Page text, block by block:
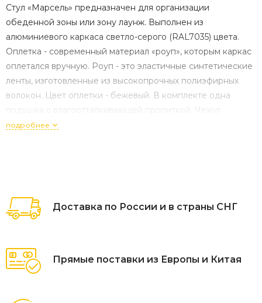
Стул «Марсель» предназначен для организации
обеденной зоны или зону лаунж. Выполнен из
алюминиевого каркаса светло-серого (RAL7035) цвета.
Оплетка - современный материал «роуп», которым каркас
оплетался вручную. Роуп - это эластичные синтетические
ленты, изготовленные из высокопрочных полиэфирных
волокон. Цвет оплетки - бежевый. В комплекте одна
подушка с влагоотталкивающей пропиткой. Чехол
бежевого цвета съёмный, можно стирать в стиральной
подробнее
Доставка по России и в страны СНГ
Прямые поставки из Европы и Китая